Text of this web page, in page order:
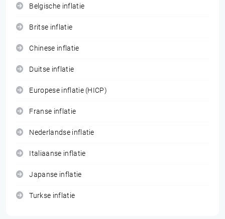
Belgische inflatie
Britse inflatie
Chinese inflatie
Duitse inflatie
Europese inflatie (HICP)
Franse inflatie
Nederlandse inflatie
Italiaanse inflatie
Japanse inflatie
Turkse inflatie